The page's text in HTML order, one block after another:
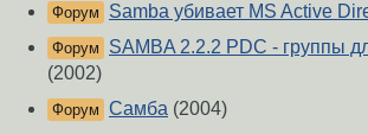
Форум Samba убивает MS Active
Форум
SAMBA 2.2.2 PDC - группы
(2002)
Форум Самба (2004)